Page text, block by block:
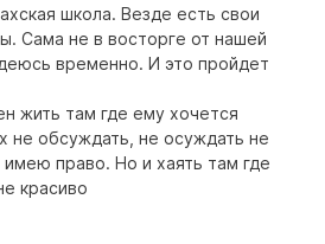
школа. Везде есть свои
Сама не в восторге от нашей
временно. И это пройдет
жить там где ему хочется
обсуждать, не осуждать не
право. Но и хаять там где
красиво